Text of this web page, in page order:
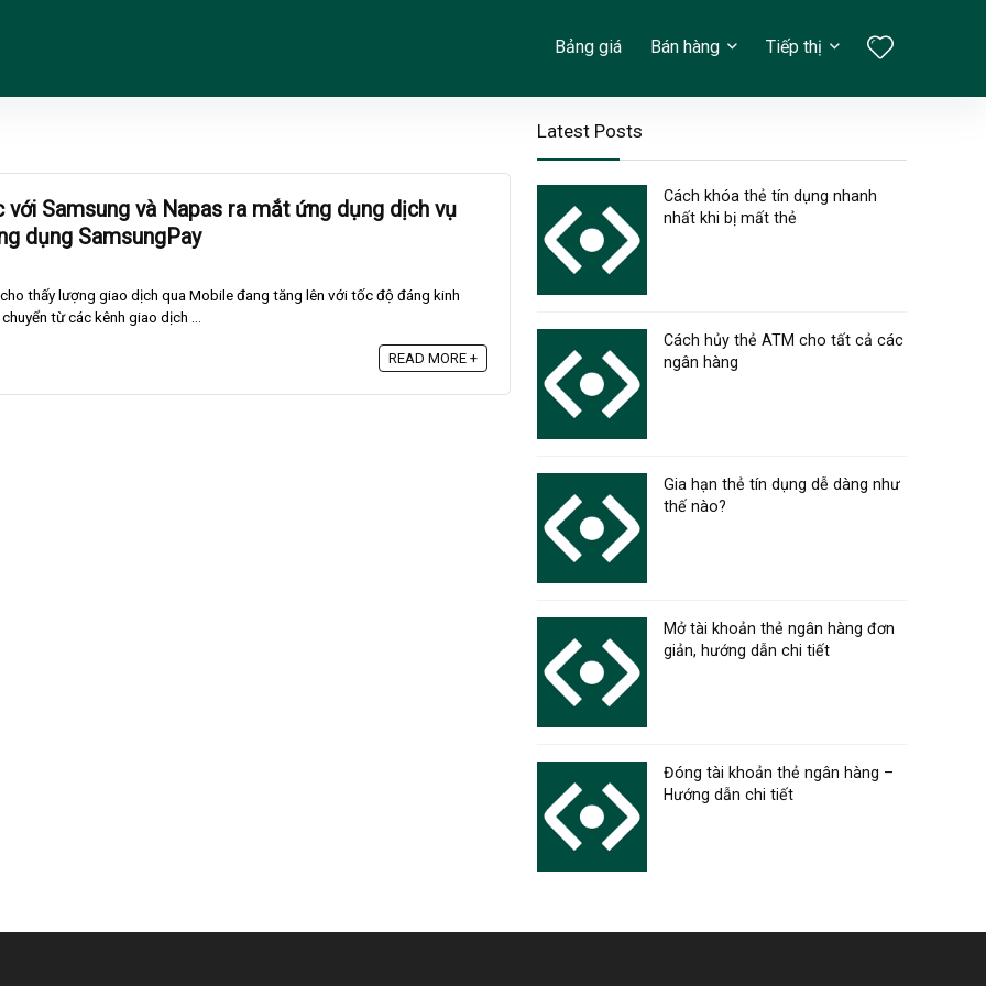
Bảng giá Bán hàng Tiếp thị
với Samsung và Napas ra mắt ứng dụng dịch vụ
dụng SamsungPay
thấy lượng giao dịch qua Mobile đang tăng lên với tốc độ đáng kinh
từ các kênh giao dịch ...
READ MORE +
Latest Posts
Cách khóa thẻ tín dụng nhanh
nhất khi bị mất thẻ
Cách hủy thẻ ATM cho tất cả các
ngân hàng
Gia hạn thẻ tín dụng dễ dàng như
thế nào?
Mở tài khoản thẻ ngân hàng đơn
giản, hướng dẫn chi tiết
Đóng tài khoản thẻ ngân hàng –
Hướng dẫn chi tiết